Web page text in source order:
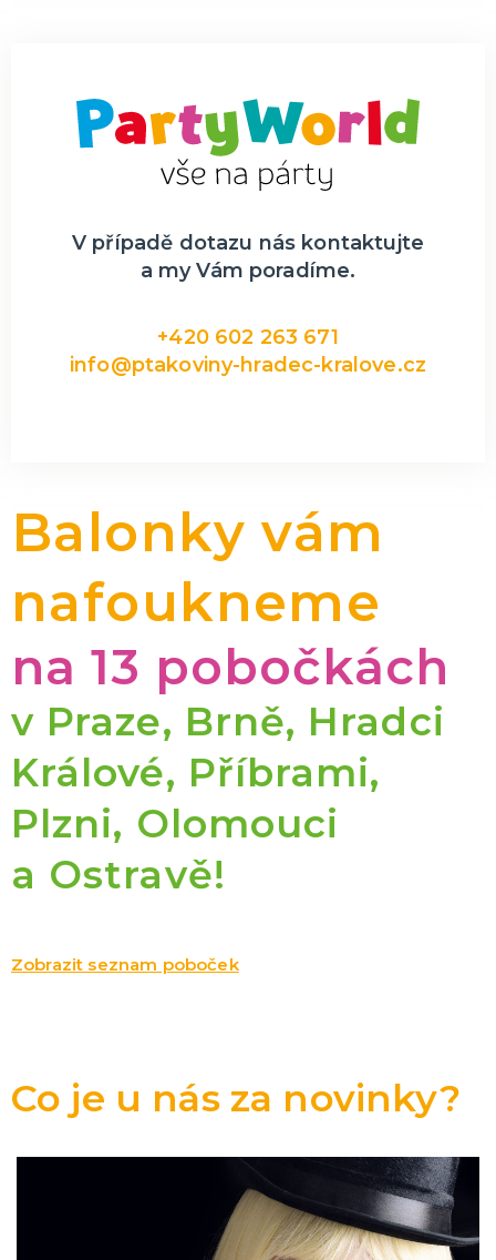
V případě dotazu nás kontaktujte
a my Vám poradíme.
+420 602 263 671
info@ptakoviny-hradec-kralove.cz
Balonky vám
nafoukneme
na 13 pobočkách
v Praze, Brně, Hradci
Králové, Příbrami,
Plzni, Olomouci
a Ostravě!
Zobrazit seznam poboček
Co je u nás za novinky?